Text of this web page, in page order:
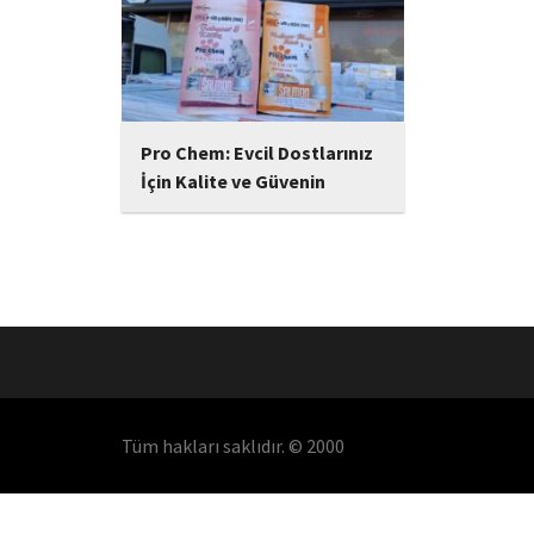
Pro Chem: Evcil Dostlarınız
İçin Kalite ve Güvenin
Adresi
duyulan güven ve ürünlerin
Tüm hakları saklıdır. © 2000